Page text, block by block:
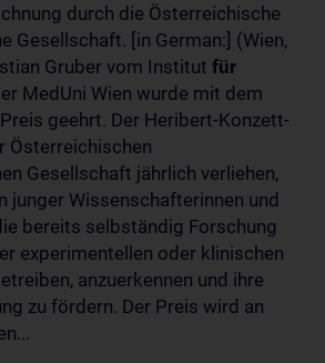
durch die Österreichische
Gesellschaft. [in German:] (Wien,
Gruber vom Institut für
MedUni Wien wurde mit dem
geehrt. Der Heribert-Konzett-
Österreichischen
Gesellschaft jährlich verliehen,
junger Wissenschafterinnen und
bereits selbständig Forschung
experimentellen oder klinischen
anzuerkennen und ihre
zu fördern. Der Preis wird an